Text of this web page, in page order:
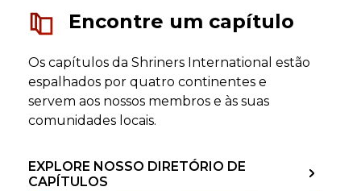
Encontre um capítulo
Os capítulos da Shriners International estão
espalhados por quatro continentes e
servem aos nossos membros e às suas
comunidades locais.
EXPLORE NOSSO DIRETÓRIO DE
CAPÍTULOS